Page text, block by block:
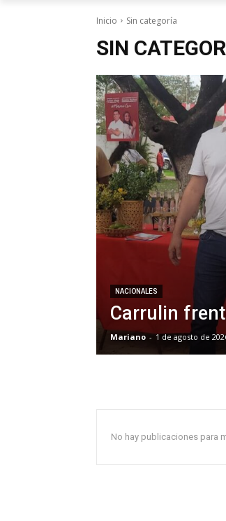
Inicio Sin categoría
SIN
NACIONALES
Carrulin
Mariano - 1 de agosto de
No hay publicaciones para